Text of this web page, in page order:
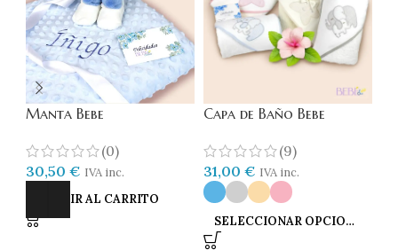
Manta Bebe
Nombre – Beige
(0)
30,50 € IVA inc.
AÑADIR AL CARRITO
Capa de Baño Bebe
Nombre
(9)
31,00 € IVA inc.
SELECCIONAR OPCIONES